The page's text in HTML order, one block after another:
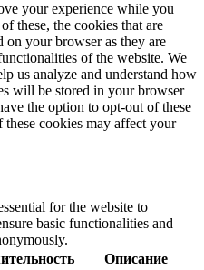
your experience while you
these, the cookies that are
on your browser as they are
of the website. We
us analyze and understand how
will be stored in your browser
the option to opt-out of these
cookies may affect your
for the website to
basic functionalities and
Описание